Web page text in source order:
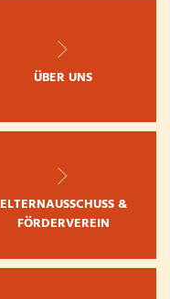
ÜBER UNS
ELTERNAUSSCHUSS &
FÖRDERVEREIN